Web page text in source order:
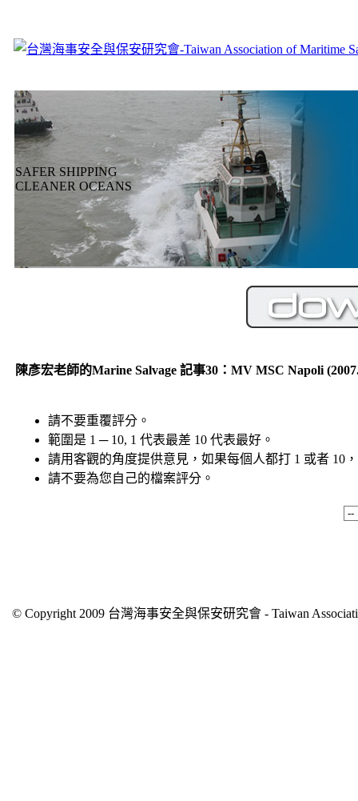
SAFER SHIPPING
CLEANER OCEANS
陳彥宏老師的Marine Salvage 記事30：MV MSC Napoli
請不要重覆評分。
範圍是 1 ─ 10, 1 代表最差 10 代表最好。
請用客觀的角度提供意見，如果每個人都打 1 或者 10
請不要為您自己的檔案評分。
© Copyright 2009 台灣海事安全與保安研究會 - Taiwan